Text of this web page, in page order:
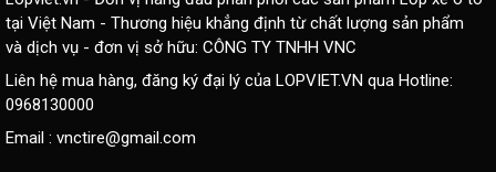
tại Việt Nam - Thương hiệu khẳng định từ chất lượng sản phẩm
và dịch vụ - đơn vị sở hữu: CÔNG TY TNHH VNC
Liên hệ mua hàng, đăng ký đại lý của LOPVIET.VN qua Hotline:
0968130000
Email : vnctire@gmail.com